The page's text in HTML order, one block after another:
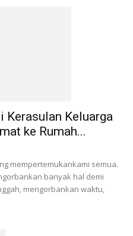
Kerasulan Keluarga
ke Rumah...
mempertemukankami semua.
banyak hal demi
mengorbankan waktu,